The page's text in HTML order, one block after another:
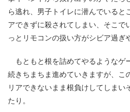
ら逃れ、男子トイレに潜んでいると
アできずに殺されてしまい、そこで
っとリモコンの扱い方がシビア過ぎ
もともと根を詰めてやるようなゲ
続きちまちま進めていきますが、こ
リアできないまま根負けしてしまい
たり。